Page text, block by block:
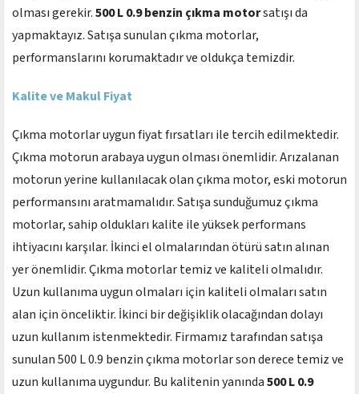
olması gerekir.500 L 0.9 benzin çıkma motorsatışı da
yapmaktayız. Satışa sunulan çıkma motorlar,
performanslarını korumaktadır ve oldukça temizdir.
Kalite ve Makul Fiyat
Çıkma motorlar uygun fiyat fırsatları ile tercih edilmektedir.
Çıkma motorun arabaya uygun olması önemlidir. Arızalanan
motorun yerine kullanılacak olan çıkma motor, eski motorun
performansını aratmamalıdır. Satışa sunduğumuz çıkma
motorlar, sahip oldukları kalite ile yüksek performans
ihtiyacını karşılar. İkinci el olmalarından ötürü satın alınan
yer önemlidir. Çıkma motorlar temiz ve kaliteli olmalıdır.
Uzun kullanıma uygun olmaları için kaliteli olmaları satın
alan için önceliktir. İkinci bir değişiklik olacağından dolayı
uzun kullanım istenmektedir. Firmamız tarafından satışa
sunulan 500 L 0.9 benzin çıkma motorlar son derece temiz ve
uzun kullanıma uygundur. Bu kalitenin yanında500 L 0.9